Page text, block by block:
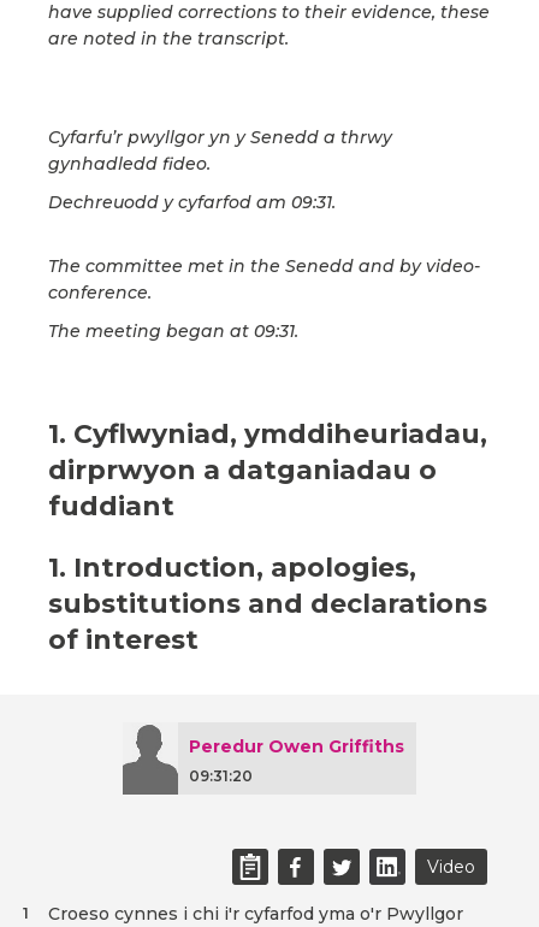
have supplied corrections to their evidence, these
are noted in the transcript.
Cyfarfu’r pwyllgor yn y Senedd a thrwy
gynhadledd fideo.
Dechreuodd y cyfarfod am 09:31.
The committee met in the Senedd and by video-
conference.
The meeting began at 09:31.
1. Cyflwyniad, ymddiheuriadau,
dirprwyon a datganiadau o
fuddiant
1. Introduction, apologies,
substitutions and declarations
of interest
Peredur Owen Griffiths
09:31:20
Video
Croeso cynnes i chi i'r cyfarfod yma o'r Pwyllgor
1